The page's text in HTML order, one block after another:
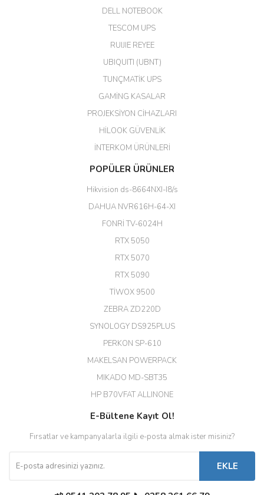
Her şey için teşekkür ederim çok
Erdal Cingöz | 07/02/2026
Başarılı. Bu vasıfta bir ürünü bu
kadar uygun fiyata bulabilmek
büyük şans. Güvenliticaret
(HIKVISION DS-3E0326P-E/M(B)
EROL ÇAKMAK | 26/12/2025
Diğer yorumları göster
DELL NOTEBOOK
TESCOM UPS
RUIJIE REYEE
UBIQUITI (UBNT)
TUNÇMATİK UPS
GAMİNG KASALAR
PROJEKSİYON CİHAZLARI
HİLOOK GÜVENLİK
İNTERKOM ÜRÜNLERİ
POPÜLER ÜRÜNLER
Hikvision ds-8664NXI-I8/s
DAHUA NVR616H-64-XI
FONRİ TV-6024H
RTX 5050
RTX 5070
RTX 5090
TİWOX 9500
ZEBRA ZD220D
SYNOLOGY DS925PLUS
PERKON SP-610
MAKELSAN POWERPACK
MIKADO MD-SBT35
HP B70VFAT ALLINONE
E-Bültene Kayıt Ol!
Fırsatlar ve kampanyalarla ilgili e-posta almak ister misiniz?
EKLE